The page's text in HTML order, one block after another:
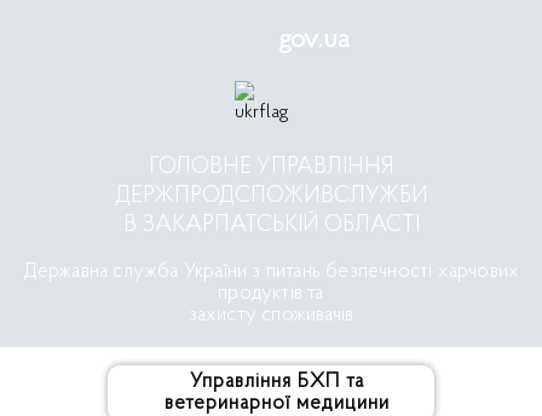
gov.ua
ГОЛОВНЕ УПРАВЛІННЯ
ДЕРЖПРОДСПОЖИВСЛУЖБИ
В ЗАКАРПАТСЬКІЙ ОБЛАСТІ
Державна служба України з питань безпечності харчових
продуктів та
захисту споживачів
Управління БХП та
ветеринарної медицини